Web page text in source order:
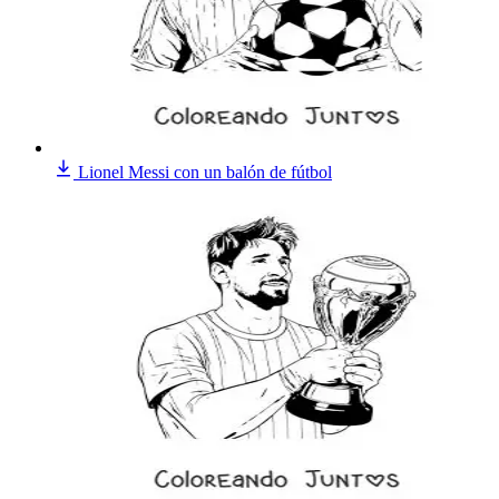
Lionel Messi con un balón de fútbol